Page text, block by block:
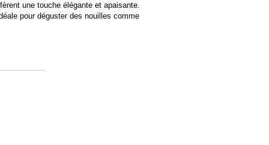
une touche élégante et apaisante.
pour déguster des nouilles comme